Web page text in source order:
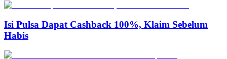
Isi Pulsa Dapat Cashback 100%, Klaim Sebelum
Habis